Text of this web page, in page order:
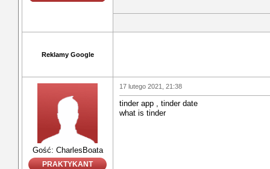
Reklamy Google
Gość: CharlesBoata
PRAKTYKANT
17 lutego 2021, 21:38
tinder app , tinder date
what is tinder